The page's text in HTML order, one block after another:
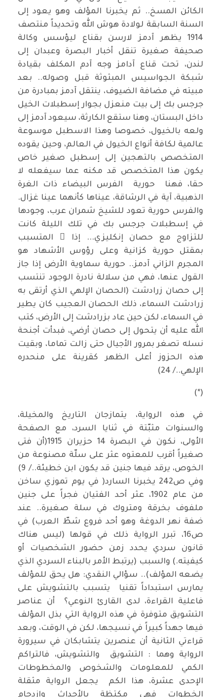
الكائن المسخ.. ثم يخبرنا المؤلف وهو يعود إلى
السنة السابقة لولادة هوش الله وتحديداً منتصف
1914 يظهر آدمز لارسن بقناع ليؤسس وكالة
صحيفة صغيرة تنقل أخبار البصرة وعبدان إلى
لندن، تحت قناع آدامز وجه آدم المكلف بقيادة
شبكة الجواسيس المبثوثة قبل وصوله.. بعد
مبيته في مضافة الضيوف، ينتقل آدمز بمبادرة من
جرجس بك إلى بيت منعزل بجوار إسطبلات الخيل
داخل البستان، وهنا ستقع الكارثة، سيعود آدمز إلى
ولعه بالخيول، خصوصا وهذا الاسطبل موسوعة
عالمية لكافة أنواع الخيول في العالم، وحين يقوده
المتخصص بالتهجين إلى إسطبل صغير خاص
يكون هذا المتخصص قد مكنه عما سيفعله لا
حقا، فهنا حورية الفرس البيضاء ذات الغرة
الذهبية، آية في الرشاقة، عيناها كأنهما عينا غزال.
والفرس حورية تعود للشيخ شمران عرب، وجودها
في إسطبلات جرجس بك في تلك الليلة كانت
للتزاوج مع حصان إنكليزي... إذا ً المتسبب
بمقتل حورية كزانية وعلى رؤوس الأشهاد هو
المجرم الزاني آدمز.. حورية سماوية الأرض إذا جاز
القول عنها، فهي من سلالة نادرة الوجود تنتسب
إلى حصان زرادشت (الحصان الإلهي الذي أرتقى به
زرادشت السماء، ذلك الحصان العجيب كان يطير
في السماء، لكن حين عاد بزرادشت إلى الأرض، كتب
الله عليه أن يتحول إلى حصان أرضي، فبدأت أجنحة
نسله تصغر بمرور الأجيال حتى زالت تماما، وبقيت
هذه الحزوز أعلى الظهر كقرينة على منحدره
الإلهي../ 24)
(*)
في هذه الرواية، يتمازجان التاريخ والمخيلة،
والسنوات مثبّتة في ثنايا السرد، مع الصفحة
الأولى، نكون في البصرة 14 حزيران 1915(أن فتى
صغيراً أقرب للمعتوه عثر على سلّة مصنوعة من
الخوص، يرقد فيها جنين قد يكون ابن خطيئة../ 9)
وفي ص242 يخبرنا السارد( في يوم تموزي ساخن
من عام 1902، عثر أحد الفتيان فجراً على جنين
ملفوف بخرقة ومتروك في سلة صغيرة.. عند
ضفة نهر الدوغة وهو أحد فروع شطّ العرب) في
ص16، تبرر الرواية ذلك في قولها (ليس هناك
قانون سردي يحدد زمن حضور الشخصيات أو
كيفيته.) والسبب (يرتبط الأمر بالبناء السردي الذي
يضعه المؤلف).. سؤالي النقدي: هل يحق للمؤلف
يمارس استبداداً تقنيا يتسبب بالتشويش على
فاعلية القراءة، لدى القارئ النوعي؟ أن عناصر
التشويق متوفرة في هذه الرواية التي بذل المؤلف
فيها جهداً كبيراً في نسيجها، لكن في الوقت، وبعد
قراءتي الثانية أن عنصرين يتشابكان في سيرورة
الرواية وهما : التشويق والتشويش، فالتراكم
الكمي للمعلومات والشخوص والمخطوطات
الإحدى عشرة، هذا الكم يجعل الرواية مثقلة
الخطوات فهي مكتظة بالأحداث وازدحام